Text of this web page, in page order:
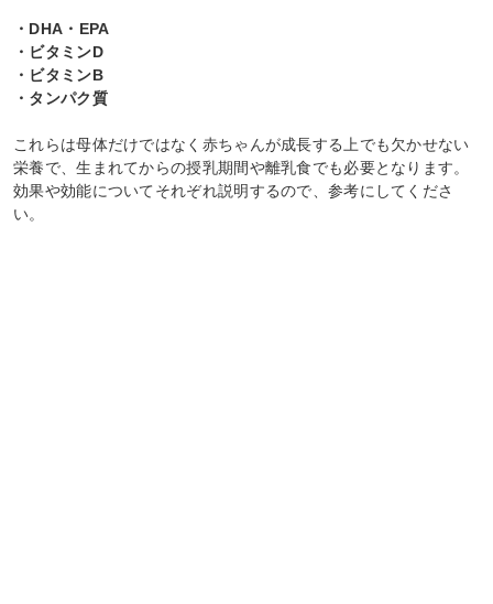
・DHA・EPA
・ビタミンD
・ビタミンB
・タンパク質
これらは母体だけではなく赤ちゃんが成長する上でも欠かせない
栄養で、生まれてからの授乳期間や離乳食でも必要となります。
効果や効能についてそれぞれ説明するので、参考にしてくださ
い。